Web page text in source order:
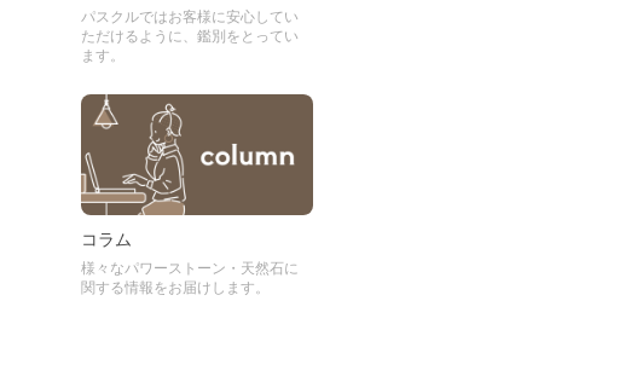
パスクルではお客様に安心してい
ただけるように、鑑別をとってい
ます。
コラム
様々なパワーストーン・天然石に
関する情報をお届けします。